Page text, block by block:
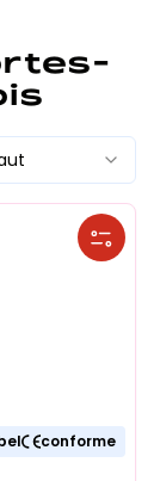
conforme